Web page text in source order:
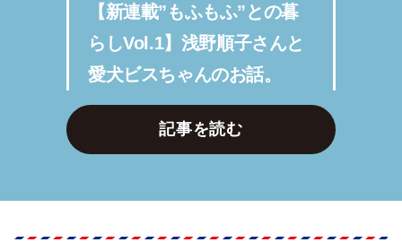
【新連載”もふもふ”との暮
らしVol.1】浅野順子さんと
愛犬ビスちゃんのお話。
記事を読む